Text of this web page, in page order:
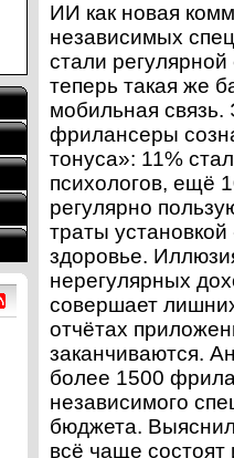
ИИ как новая
независимых
стали
теперь такая же
мобильная
фрилансеры
тонуса»: 11%
психологов, ещё
регулярно
траты
здоровье.
нерегулярных
совершает
отчётах
заканчиваются.
более 1500
независимого
бюджета.
всё чаще